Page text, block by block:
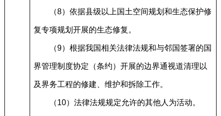
（8）依据县级以上国土空间规划和生态保护修
复专项规划开展的生态修复。
（9）根据我国相关法律法规和与邻国签署的国
界管理制度协定（条约）开展的边界通视道清理以
及界务工程的修建、维护和拆除工作。
（10）法律法规规定允许的其他人为活动。